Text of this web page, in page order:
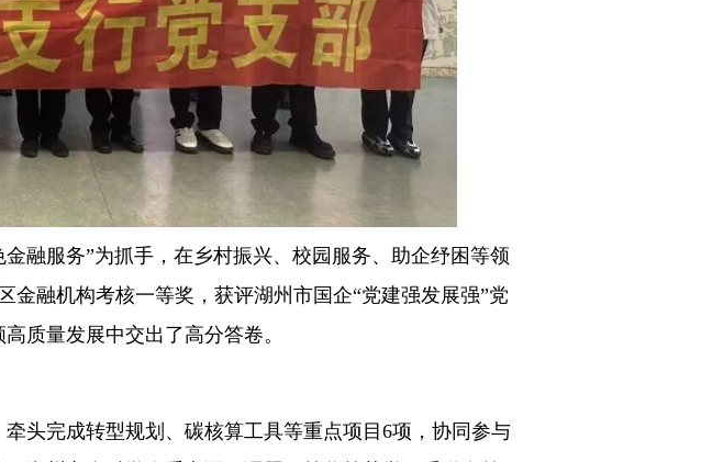
服务”为抓手，在乡村振兴、校园服务、助企纾困等领
融机构考核一等奖，获评湖州市国企“党建强发展强”党
质量发展中交出了高分答卷。
完成转型规划、碳核算工具等重点项目6项，协同参与